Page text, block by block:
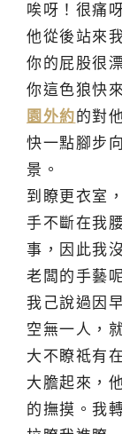
唉呀！很痛呀
他從後站來
你的屁股很
你這色狼快
園外約的對
快一點腳步
景。
到瞭更衣室
手不斷在我
事，因此我
老闆的手藝
我己說過因
空無一人，
大不瞭祗有
大膽起來，
的撫摸。我